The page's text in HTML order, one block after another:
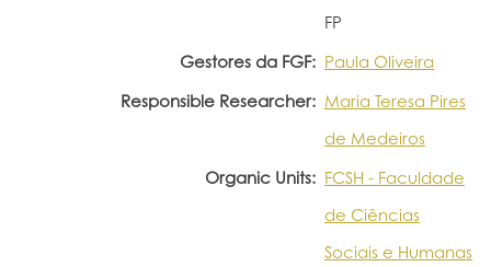
FP
Gestores da FGF: Paula Oliveira
Responsible Researcher: Maria Teresa Pires
de Medeiros
Organic Units: FCSH - Faculdade
de Ciências
Sociais e Humanas